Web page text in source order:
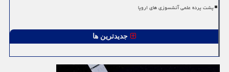
پشت پرده علمی آتشسوزی های اروپا
جدیدترین ها